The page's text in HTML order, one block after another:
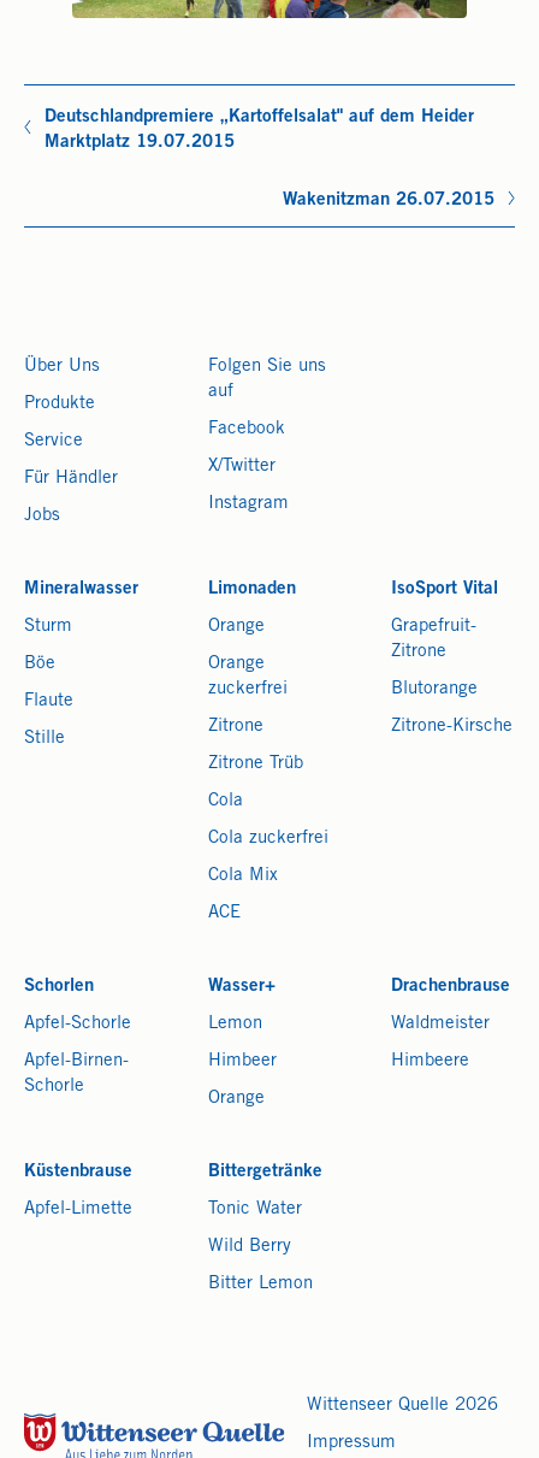
Deutschlandpremiere „Kartoffelsalat" auf dem Heider
Marktplatz 19.07.2015
Wakenitzman 26.07.2015
Mineralwasser
Sturm
Böe
Flaute
Stille
Limonaden
Orange
Orange
zuckerfrei
Zitrone
Zitrone Trüb
Cola
Cola zuckerfrei
Cola Mix
ACE
IsoSport Vital
Grapefruit-
Zitrone
Blutorange
Zitrone-Kirsche
Schorlen
Apfel-Schorle
Apfel-Birnen-
Schorle
Wasser+
Lemon
Himbeer
Orange
Drachenbrause
Waldmeister
Himbeere
Küstenbrause
Apfel-Limette
Bittergetränke
Tonic Water
Wild Berry
Bitter Lemon
Über Uns
Produkte
Service
Für Händler
Jobs
Folgen Sie uns
auf
Facebook
X/Twitter
Instagram
Wittenseer Quelle 2026
Impressum